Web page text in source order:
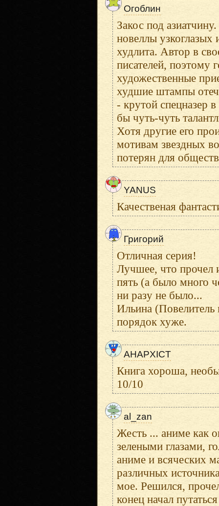
Огоблин
Закос под
новеллы узкоглазых
худлита. Автор в
писателей, поэтому
художественные
худшие штампы
- крутой спецназер
бы чуть-чуть
Хотя другие его
мотивам звездных
потерян для
YANUS
Качественая
Григорий
Отличная серия!
Лучшее, что прочел
пять (а было много
ни разу не было...
Ильина (Повелитель
порядок хуже.
AHAPXICT
Книга хороша,
10/10
al_zan
Жесть ... аниме как
зелеными глазами,
аниме и всяческих
различных
мое. Решился,
конец начал